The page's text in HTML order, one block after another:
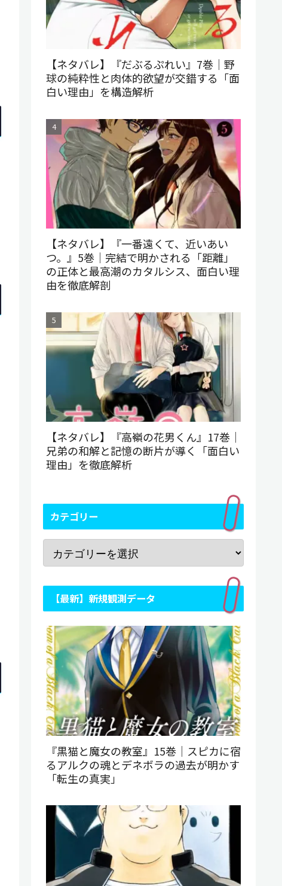
【ネタバレ】『だぶるぷれい』7巻｜野
球の純粋性と肉体的欲望が交錯する「面
白い理由」を構造解析
【ネタバレ】『一番遠くて、近いあい
つ。』5巻｜完結で明かされる「距離」
の正体と最高潮のカタルシス、面白い理
由を徹底解剖
【ネタバレ】『高嶺の花男くん』17巻｜
兄弟の和解と記憶の断片が導く「面白い
理由」を徹底解析
カテゴリー
【最新】新規観測データ
『黒猫と魔女の教室』15巻｜スピカに宿
るアルクの魂とデネボラの過去が明かす
「転生の真実」